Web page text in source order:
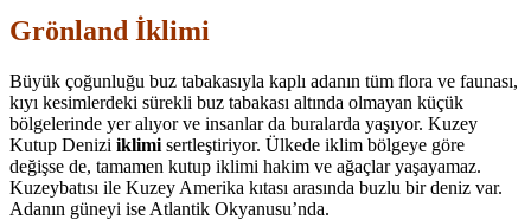
Grönland İklimi
Büyük çoğunluğu buz tabakasıyla kaplı adanın tüm flora ve faunası,
kıyı kesimlerdeki sürekli buz tabakası altında olmayan küçük
bölgelerinde yer alıyor ve insanlar da buralarda yaşıyor. Kuzey
Kutup Denizi iklimi sertleştiriyor. Ülkede iklim bölgeye göre
değişse de, tamamen kutup iklimi hakim ve ağaçlar yaşayamaz.
Kuzeybatısı ile Kuzey Amerika kıtası arasında buzlu bir deniz var.
Adanın güneyi ise Atlantik Okyanusu’nda.